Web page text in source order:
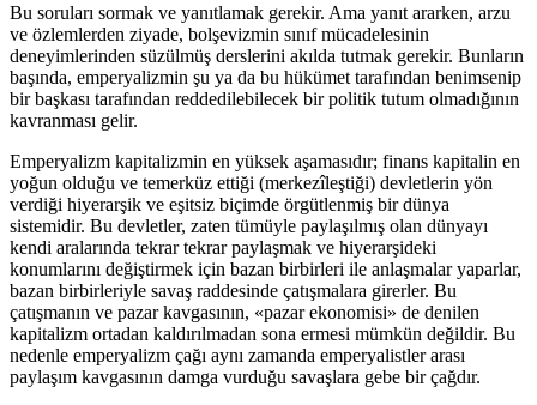
Bu soruları sormak ve yanıtlamak gerekir. Ama yanıt ararken, arzu
ve özlemlerden ziyade, bolşevizmin sınıf mücadelesinin
deneyimlerinden süzülmüş derslerini akılda tutmak gerekir. Bunların
başında, emperyalizmin şu ya da bu hükümet tarafından benimsenip
bir başkası tarafından reddedilebilecek bir politik tutum olmadığının
kavranması gelir.
Emperyalizm kapitalizmin en yüksek aşamasıdır; finans kapitalin en
yoğun olduğu ve temerküz ettiği (merkezîleştiği) devletlerin yön
verdiği hiyerarşik ve eşitsiz biçimde örgütlenmiş bir dünya
sistemidir. Bu devletler, zaten tümüyle paylaşılmış olan dünyayı
kendi aralarında tekrar tekrar paylaşmak ve hiyerarşideki
konumlarını değiştirmek için bazan birbirleri ile anlaşmalar yaparlar,
bazan birbirleriyle savaş raddesinde çatışmalara girerler. Bu
çatışmanın ve pazar kavgasının, «pazar ekonomisi» de denilen
kapitalizm ortadan kaldırılmadan sona ermesi mümkün değildir. Bu
nedenle emperyalizm çağı aynı zamanda emperyalistler arası
paylaşım kavgasının damga vurduğu savaşlara gebe bir çağdır.